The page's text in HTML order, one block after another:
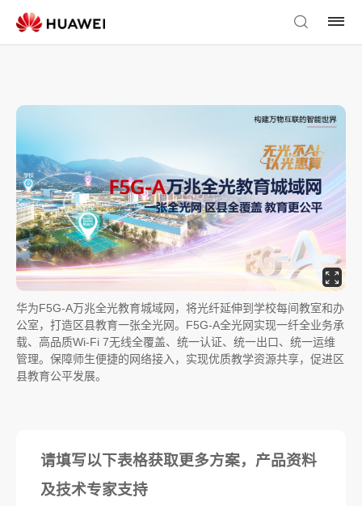
华为F5G-A万兆全光教育城域网，将光纤延伸到学校每间教室和办
公室，打造区县教育一张全光网。F5G-A全光网实现一纤全业务承
载、高品质Wi-Fi 7无线全覆盖、统一认证、统一出口、统一运维
管理。保障师生便捷的网络接入，实现优质教学资源共享，促进区
县教育公平发展。
请填写以下表格获取更多方案，产品资料
及技术专家支持